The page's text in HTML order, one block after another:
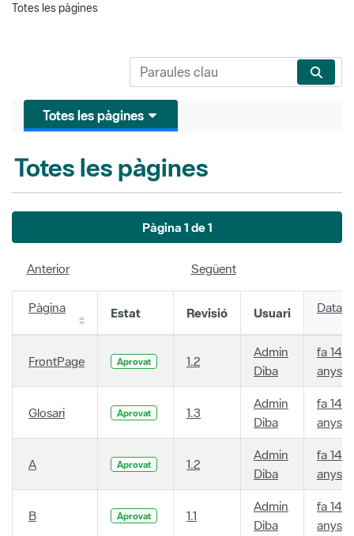
Totes les pàgines
Totes les pàgines
Totes les pàgines
Pàgina 1 de 1
Anterior Següent
Pàgina Estat Revisió Usuari Data
FrontPage Aprovat 1.2
Admin
Diba
fa 14
anys
Glosari Aprovat 1.3
Admin
Diba
fa 14
anys
A Aprovat 1.2
Admin
Diba
fa 14
anys
B Aprovat 1.1
Admin
Diba
fa 14
anys